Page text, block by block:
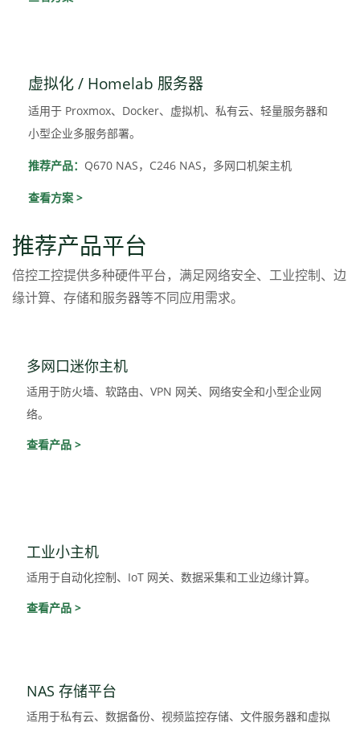
虚拟化 / Homelab 服务器
适用于 Proxmox、Docker、虚拟机、私有云、轻量服务器和
小型企业多服务部署。
推荐产品： Q670 NAS，C246 NAS，多网口机架主机
查看方案 >
推荐产品平台
倍控工控提供多种硬件平台，满足网络安全、工业控制、边
缘计算、存储和服务器等不同应用需求。
多网口迷你主机
适用于防火墙、软路由、VPN 网关、网络安全和小型企业网
络。
查看产品 >
工业小主机
适用于自动化控制、IoT 网关、数据采集和工业边缘计算。
查看产品 >
NAS 存储平台
适用于私有云、数据备份、视频监控存储、文件服务器和虚拟